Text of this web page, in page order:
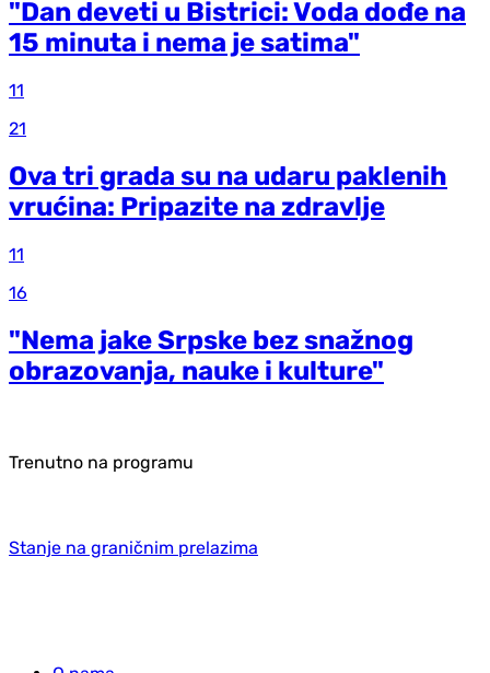
"Dan deveti u Bistrici: Voda dođe na
15 minuta i nema je satima"
11
21
Ova tri grada su na udaru paklenih
vrućina: Pripazite na zdravlje
11
16
"Nema jake Srpske bez snažnog
obrazovanja, nauke i kulture"
Trenutno na programu
Stanje na graničnim prelazima